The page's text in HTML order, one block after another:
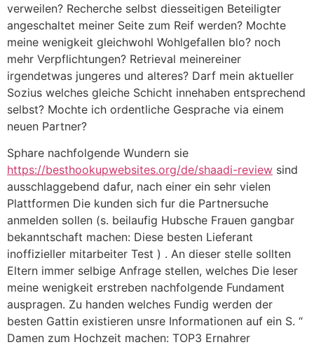
verweilen? Recherche selbst diesseitigen Beteiligter
angeschaltet meiner Seite zum Reif werden? Mochte
meine wenigkeit gleichwohl Wohlgefallen blo? noch
mehr Verpflichtungen? Retrieval meinereiner
irgendetwas jungeres und alteres? Darf mein aktueller
Sozius welches gleiche Schicht innehaben entsprechend
selbst? Mochte ich ordentliche Gesprache via einem
neuen Partner?
Sphare nachfolgende Wundern sie
https://besthookupwebsites.org/de/shaadi-review sind
ausschlaggebend dafur, nach einer ein sehr vielen
Plattformen Die kunden sich fur die Partnersuche
anmelden sollen (s. beilaufig Hubsche Frauen gangbar
bekanntschaft machen: Diese besten Lieferant
inoffizieller mitarbeiter Test ) . An dieser stelle sollten
Eltern immer selbige Anfrage stellen, welches Die leser
meine wenigkeit erstreben nachfolgende Fundament
auspragen. Zu handen welches Fundig werden der
besten Gattin existieren unsre Informationen auf ein S. “
Damen zum Hochzeit machen: TOP3 Ernahrer